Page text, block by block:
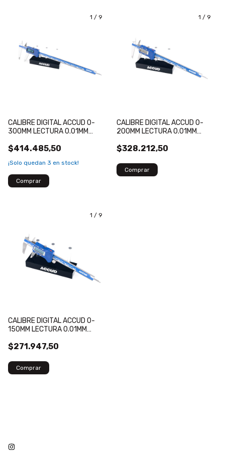
1 / 9
CALIBRE DIGITAL ACCUD 0-
300MM LECTURA 0.01MM
$414.485,50
¡Solo quedan 3 en stock!
1 / 9
CALIBRE DIGITAL ACCUD 0-
200MM LECTURA 0.01MM
$328.212,50
1 / 9
CALIBRE DIGITAL ACCUD 0-
150MM LECTURA 0.01MM
$271.947,50